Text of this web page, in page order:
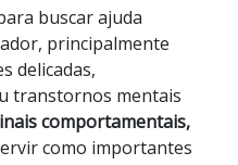
buscar ajuda
principalmente
delicadas,
transtornos mentais
comportamentais,
como importantes